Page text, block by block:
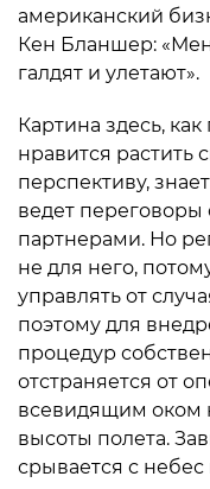
американский
Кен Бланшер:
галдят и улетают».
Картина здесь,
нравится растить
перспективу,
ведет переговоры
партнерами. Но
не для него,
управлять от
поэтому для
процедур
отстраняется от
всевидящим оком
высоты полета.
срывается с